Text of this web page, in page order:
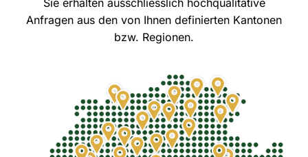
Sie erhalten ausschliesslich hochqualitative
Anfragen aus den von Ihnen definierten Kantonen
bzw. Regionen.